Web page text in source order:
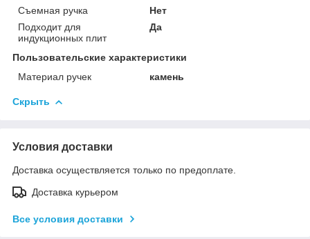
Съемная ручка
Нет
Подходит для
индукционных плит
Да
Пользовательские характеристики
Материал ручек
камень
Скрыть
Условия доставки
Доставка осуществляется только по предоплате.
Доставка курьером
Все условия доставки